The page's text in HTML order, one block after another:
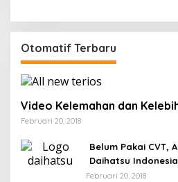
Otomatif Terbaru
Video Kelemahan dan
Februari 20, 2018
Belum Pakai CVT,
Daihatsu
Februari 20, 2018